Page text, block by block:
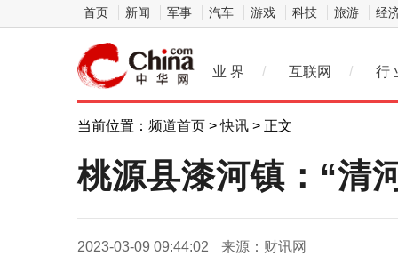
首页 新闻 军事 汽车 游戏 科技 旅游 经
业 界 / 互联网 / 行
当前位置： 频道首页 >快讯 > 正文
桃源县漆河镇：“清
2023-03-09 09:44:02 来源：财讯网